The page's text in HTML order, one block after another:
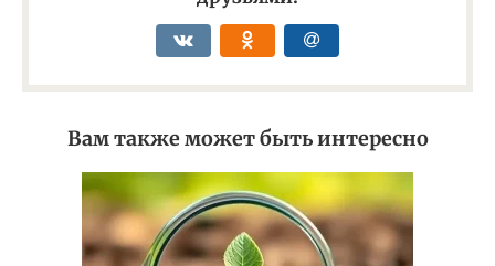
Вам также может быть интересно